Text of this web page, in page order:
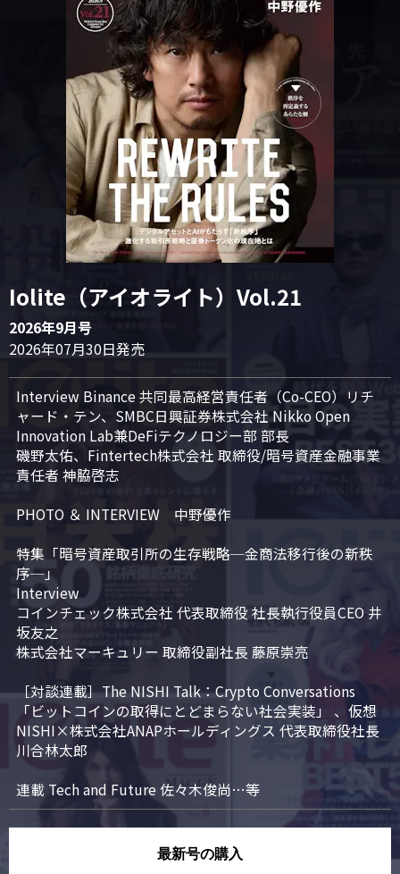
Iolite（アイオライト）Vol.21
2026年9月号
2026年07月30日発売
Interview Binance 共同最高経営責任者（Co-CEO）リチ
ャード・テン、SMBC日興証券株式会社 Nikko Open
Innovation Lab兼DeFiテクノロジー部 部長
磯野太佑、Fintertech株式会社 取締役/暗号資産金融事業
責任者 神脇啓志
PHOTO ＆ INTERVIEW　中野優作
特集「暗号資産取引所の生存戦略─金商法移行後の新秩
序─」
Interview
コインチェック株式会社 代表取締役 社長執行役員CEO 井
坂友之
株式会社マーキュリー 取締役副社長 藤原崇亮
［対談連載］The NISHI Talk：Crypto Conversations
「ビットコインの取得にとどまらない社会実装」 、仮想
NISHI×株式会社ANAPホールディングス 代表取締役社長
川合林太郎
連載 Tech and Future 佐々木俊尚…等
最新号の購入